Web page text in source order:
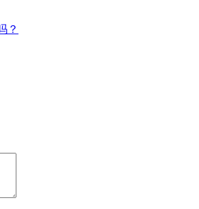
？